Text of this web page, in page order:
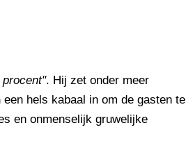
. Hij zet onder meer
hels kabaal in om de gasten te
en onmenselijk gruwelijke